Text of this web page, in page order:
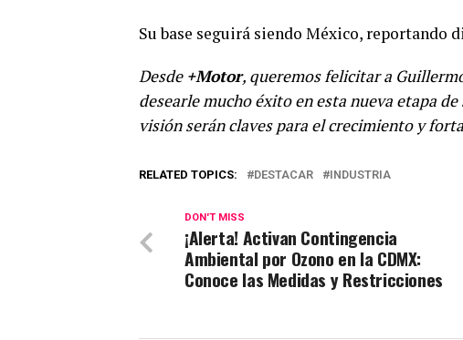
Su base seguirá siendo México, reportando
Desde +Motor, queremos felicitar a
desearle mucho éxito en esta nueva etapa
visión serán claves para el crecimiento y
RELATED TOPICS: DESTACAR INDUSTRIA
DON'T MISS
¡Alerta! Activan Contingencia
Ambiental por Ozono en la CDMX:
Conoce las Medidas y Restricciones